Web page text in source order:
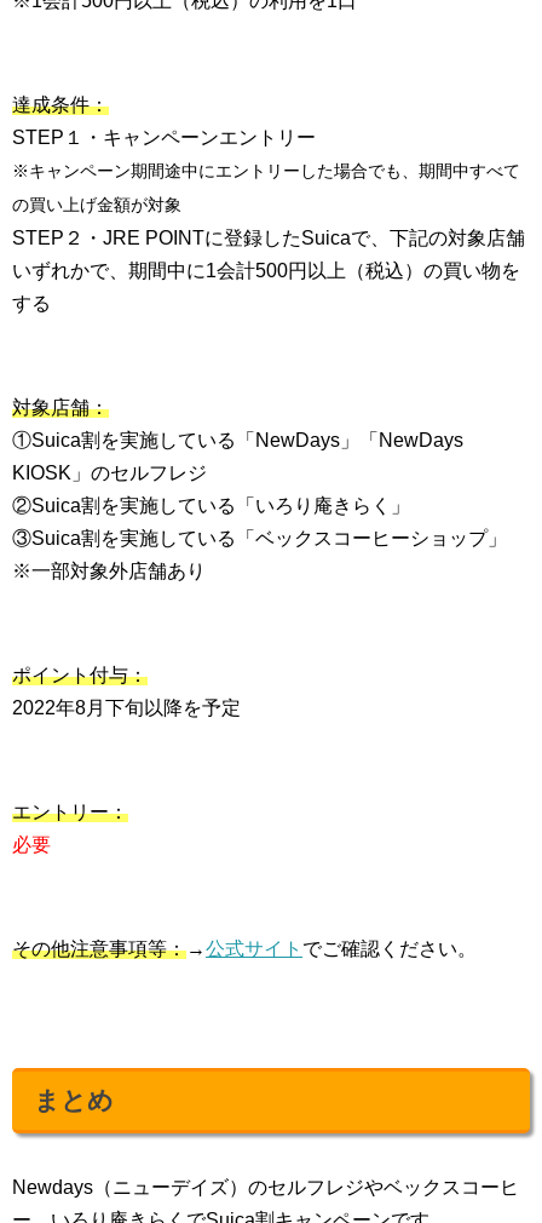
達成条件：
STEP１・キャンペーンエントリー
※キャンペーン期間途中にエントリーした場合でも、期間中すべて
の買い上げ金額が対象
STEP２・JRE POINTに登録したSuicaで、下記の対象店舗
いずれかで、期間中に1会計500円以上（税込）の買い物を
する
対象店舗：
①Suica割を実施している「NewDays」「NewDays
KIOSK」のセルフレジ
②Suica割を実施している「いろり庵きらく」
③Suica割を実施している「ベックスコーヒーショップ」
※一部対象外店舗あり
ポイント付与：
2022年8月下旬以降を予定
エントリー：
必要
その他注意事項等：→公式サイト でご確認ください。
まとめ
Newdays（ニューデイズ）のセルフレジやベックスコーヒ